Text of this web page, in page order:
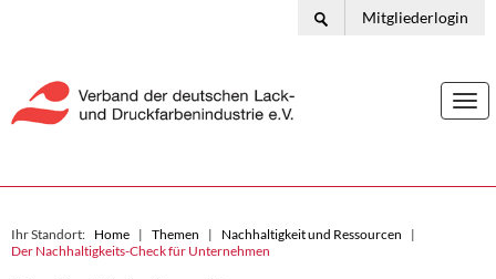
Mitgliederlogin
Ihr Standort: Home Themen
Nachhaltigkeit und Ressourcen
Der Nachhaltigkeits-Check für Unternehmen